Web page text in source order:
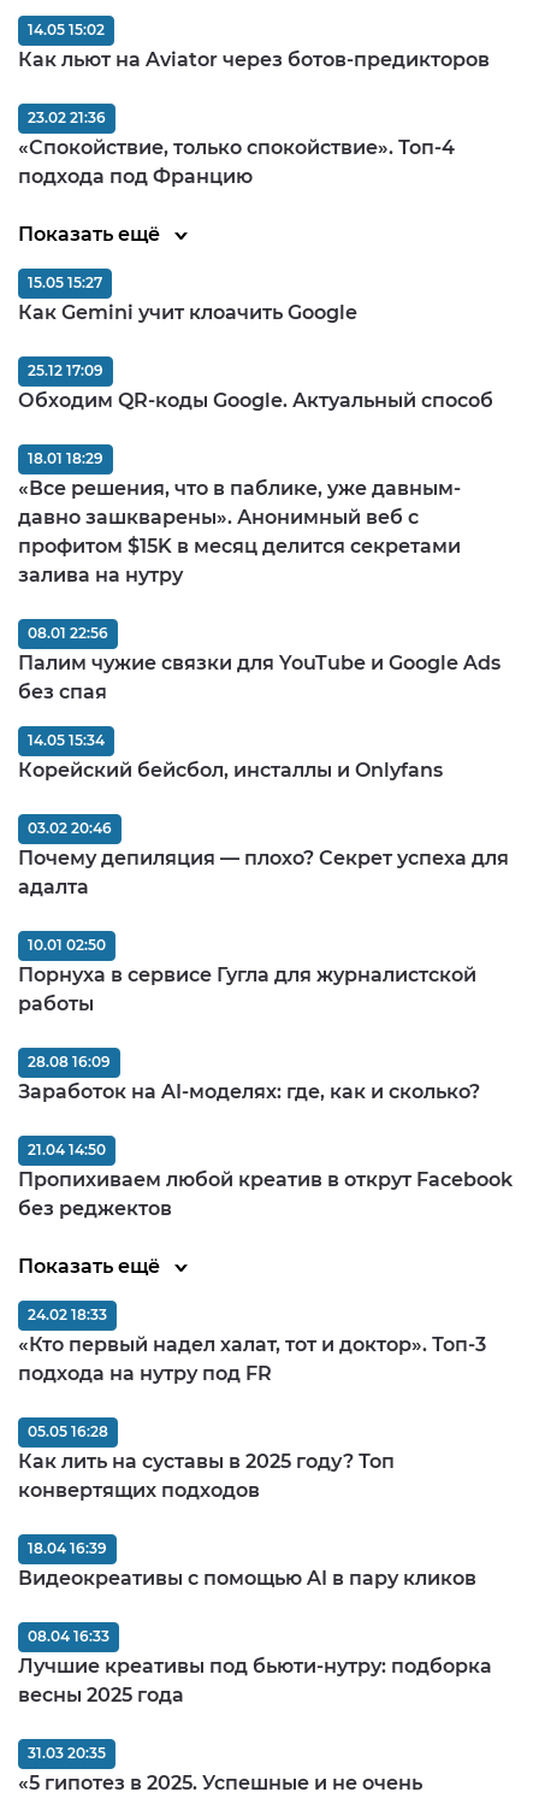
Как льют на Aviator через ботов-предикторов
14.05 15:02
«Спокойствие, только спокойствие». Топ-4
подхода под Францию
23.02 21:36
Показать ещё
Как Gemini учит клоачить Google
15.05 15:27
Обходим QR-коды Google. Актуальный способ
25.12 17:09
«Все решения, что в паблике, уже давным-
давно зашкварены». Анонимный веб с
профитом $15K в месяц делится секретами
залива на нутру
18.01 18:29
Палим чужие связки для YouTube и Google Ads
без спая
08.01 22:56
Корейский бейсбол, инсталлы и Onlyfans
14.05 15:34
Почему депиляция — плохо? Секрет успеха для
адалта
03.02 20:46
Порнуха в сервисе Гугла для журналистской
работы
10.01 02:50
Заработок на AI-моделях: где, как и сколько?
28.08 16:09
Пропихиваем любой креатив в открут Facebook
без реджектов
21.04 14:50
Показать ещё
«Кто первый надел халат, тот и доктор». Топ-3
подхода на нутру под FR
24.02 18:33
Как лить на суставы в 2025 году? Топ
конвертящих подходов
05.05 16:28
Видеокреативы с помощью AI в пару кликов
18.04 16:39
Лучшие креативы под бьюти-нутру: подборка
весны 2025 года
08.04 16:33
«5 гипотез в 2025. Успешные и не очень
31.03 20:35